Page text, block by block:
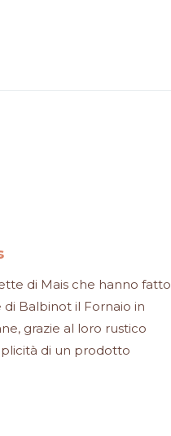
di Mais che hanno fatto
Balbinot il Fornaio in
grazie al loro rustico
di un prodotto